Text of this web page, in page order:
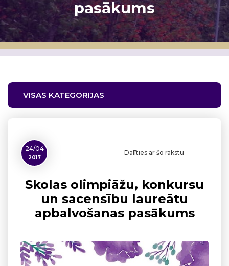
pasākums
VISAS KATEGORIJAS
24/04
2017
Dalīties ar šo rakstu
Skolas olimpiāžu, konkursu
un sacensību laureātu
apbalvošanas pasākums